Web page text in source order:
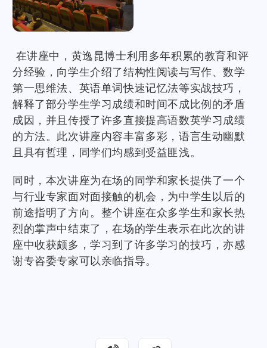
在讲座中，黄逸昆博士利用多年积累的教育和评
分经验，向学生介绍了结构性阅读与写作、数学
第一思维法、英语单词快速记忆法等实战技巧，
解释了部分学生学习成绩和时间不成比例的矛盾
成因，并且传授了许多直接提高语数英学习成绩
的方法。此次讲座内容丰富多彩，语言生动幽默
且具有哲理，同学们均感到受益匪浅。
同时，本次讲座为在场的同学和家长提供了一个
与行业专家面对面接触的机会，为中学生以后的
前途指明了方向。整个讲座在众多学生和家长热
烈的掌声中结束了，在场的学生表示在此次的讲
座中收获颇多，学习到了许多学习的技巧，亦感
谢专咨委专家可以亲临指导。